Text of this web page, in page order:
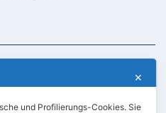
✕
und Profilierungs-Cookies. Sie